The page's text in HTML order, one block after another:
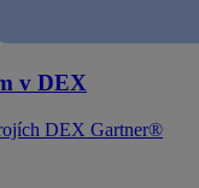
v DEX
DEX Gartner®